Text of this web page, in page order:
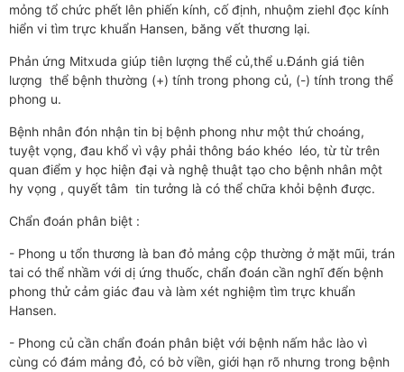
mỏng tổ chức phết lên phiến kính, cố định, nhuộm ziehl đọc kính
hiển vi tìm trực khuẩn Hansen, băng vết thương lại.
Phản ứng Mitxuda giúp tiên lượng thể củ,thể u.Đánh giá tiên
lượng thể bệnh thường (+) tính trong phong củ, (-) tính trong thể
phong u.
Bệnh nhân đón nhận tin bị bệnh phong như một thứ choáng,
tuyệt vọng, đau khổ vì vậy phải thông báo khéo léo, từ từ trên
quan điểm y học hiện đại và nghệ thuật tạo cho bệnh nhân một
hy vọng , quyết tâm tin tưởng là có thể chữa khỏi bệnh được.
Chẩn đoán phân biệt :
- Phong u tổn thương là ban đỏ mảng cộp thường ở mặt mũi, trán
tai có thể nhầm với dị ứng thuốc, chẩn đoán cần nghĩ đến bệnh
phong thử cảm giác đau và làm xét nghiệm tìm trực khuẩn
Hansen.
- Phong củ cần chẩn đoán phân biệt với bệnh nấm hắc lào vì
cùng có đám mảng đỏ, có bờ viền, giới hạn rõ nhưng trong bệnh